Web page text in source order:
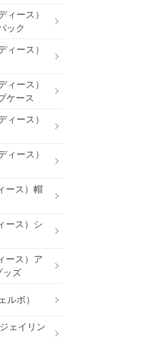
ィース）
ック
ィース）
ィース）
ケース
ィース）
ィース）
ース）帽
ース）シ
ース）ア
ッズ
ルボ）
ェイリン